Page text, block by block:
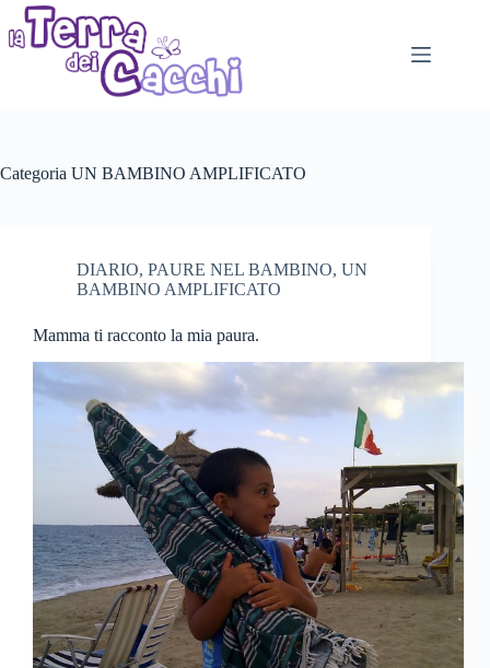
Salta
al
contenuto
Categoria UN BAMBINO AMPLIFICATO
DIARIO, PAURE NEL BAMBINO, UN
BAMBINO AMPLIFICATO
Mamma ti racconto la mia paura.